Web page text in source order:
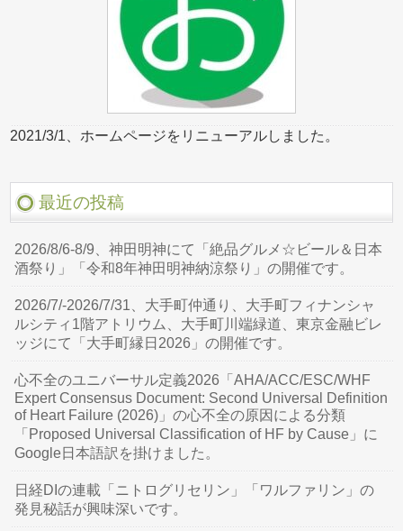
2021/3/1、ホームページをリニューアルしました。
最近の投稿
2026/8/6-8/9、神田明神にて「絶品グルメ☆ビール＆日本
酒祭り」「令和8年神田明神納涼祭り」の開催です。
2026/7/-2026/7/31、大手町仲通り、大手町フィナンシャ
ルシティ1階アトリウム、大手町川端緑道、東京金融ビレ
ッジにて「大手町縁日2026」の開催です。
心不全のユニバーサル定義2026「AHA/ACC/ESC/WHF
Expert Consensus Document: Second Universal Definition
of Heart Failure (2026)」の心不全の原因による分類
「Proposed Universal Classification of HF by Cause」に
Google日本語訳を掛けました。
日経DIの連載「ニトログリセリン」「ワルファリン」の
発見秘話が興味深いです。